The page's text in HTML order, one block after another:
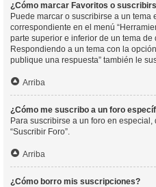
¿Cómo marcar Favoritos o
Puede marcar o suscribirse a un
correspondiente en el menú
parte superior e inferior de un tema de
Respondiendo a un tema con la
publique una respuesta” también le
Arriba
¿Cómo me suscribo a un foro
Para suscribirse a un foro en
“Suscribir Foro”.
Arriba
¿Cómo borro mis suscripciones?